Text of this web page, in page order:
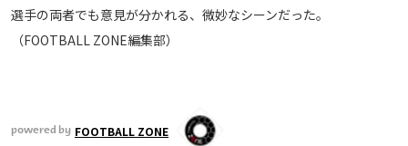
選手の両者でも意見が分かれる、微妙なシーンだった。
（FOOTBALL ZONE編集部）
powered by FOOTBALL ZONE